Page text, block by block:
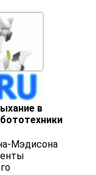
в
Мэдисона